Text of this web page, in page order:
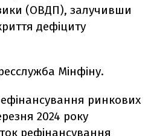
(ОВДП), залучивши
дефіциту
Мінфіну.
ринкових
2024 року
рефінансування